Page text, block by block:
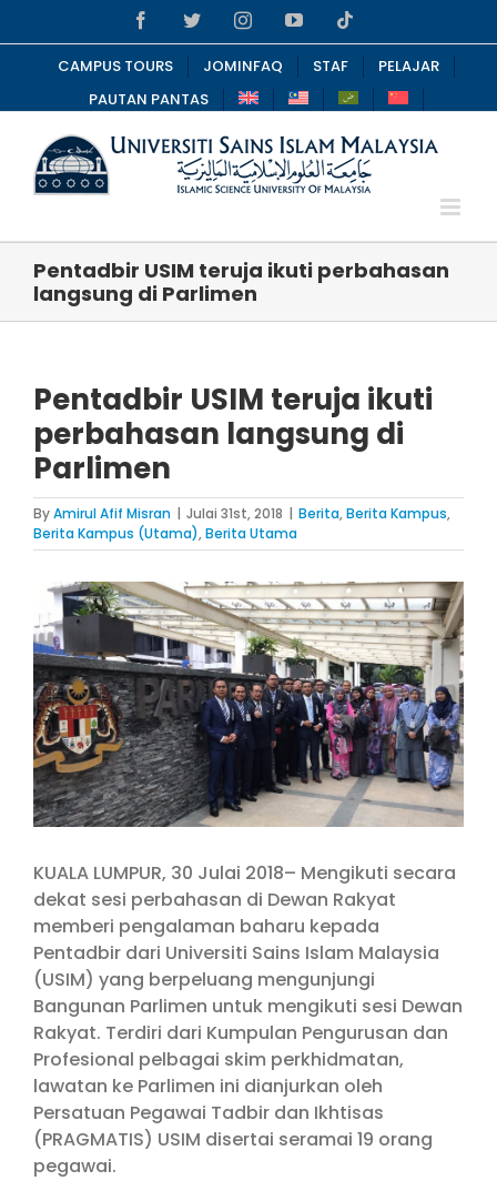
to
content
FacebookTwitterInstagramYouTube
CAMPUS TOURS JOMINFAQ STAF
PELAJAR
PAUTAN PANTAS
Pentadbir USIM teruja ikuti perbahasan
langsung di Parlimen
Pentadbir USIM teruja ikuti
perbahasan langsung di
Parlimen
ByAmirul Afif Misran | Julai 31st, 2018 | Berita,Berita Kampus,
Berita Kampus (Utama),Berita Utama
View
Larger
Image
KUALA LUMPUR, 30 Julai 2018– Mengikuti secara
dekat sesi perbahasan di Dewan Rakyat
memberi pengalaman baharu kepada
Pentadbir dari Universiti Sains Islam Malaysia
(USIM) yang berpeluang mengunjungi
Bangunan Parlimen untuk mengikuti sesi Dewan
Rakyat. Terdiri dari Kumpulan Pengurusan dan
Profesional pelbagai skim perkhidmatan,
lawatan ke Parlimen ini dianjurkan oleh
Persatuan Pegawai Tadbir dan Ikhtisas
(PRAGMATIS) USIM disertai seramai 19 orang
pegawai.